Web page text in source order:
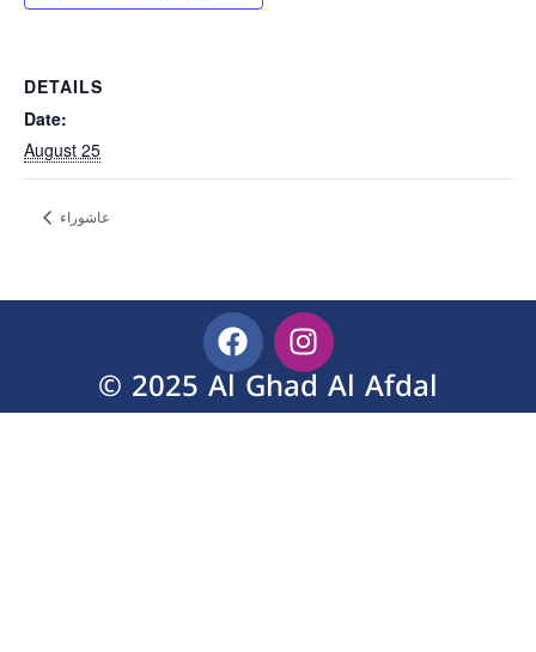
DETAILS
Date:
August 25
عاشوراء
© 2025 Al Ghad Al Afdal